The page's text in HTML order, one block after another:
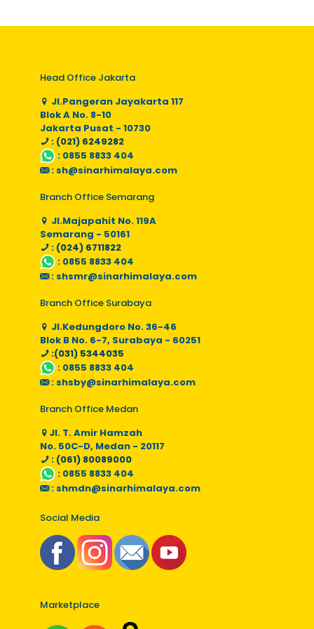
Head Office Jakarta
Jl.Pangeran Jayakarta 117
Blok A No. 8-10
Jakarta Pusat - 10730
: (021) 6249282
: 0855 8833 404
: sh@sinarhimalaya.com
Branch Office Semarang
Jl.Majapahit No. 119A
Semarang - 50161
: (024) 6711822
: 0855 8833 404
: shsmr@sinarhimalaya.com
Branch Office Surabaya
Jl.Kedungdoro No. 36-46
Blok B No. 6-7, Surabaya - 60251
:(031) 5344035
: 0855 8833 404
: shsby@sinarhimalaya.com
Branch Office Medan
Jl. T. Amir Hamzah
No. 50C-D, Medan - 20117
: (061) 80089000
: 0855 8833 404
: shmdn@sinarhimalaya.com
Social Media
Marketplace